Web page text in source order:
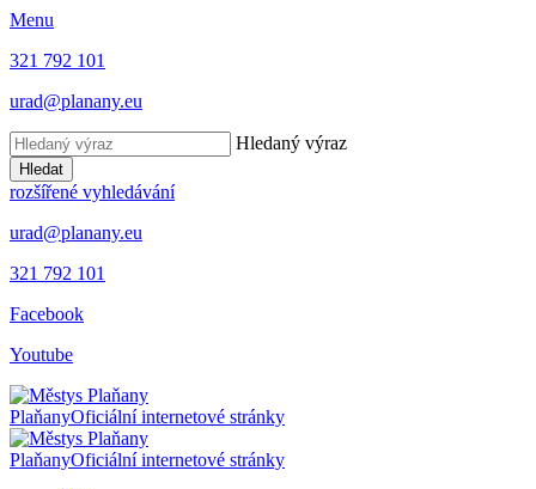
Menu
321 792 101
urad@planany.eu
Hledaný výraz
Hledat
rozšířené vyhledávání
urad@planany.eu
321 792 101
Facebook
Youtube
PlaňanyOficiální internetové stránky
PlaňanyOficiální internetové stránky